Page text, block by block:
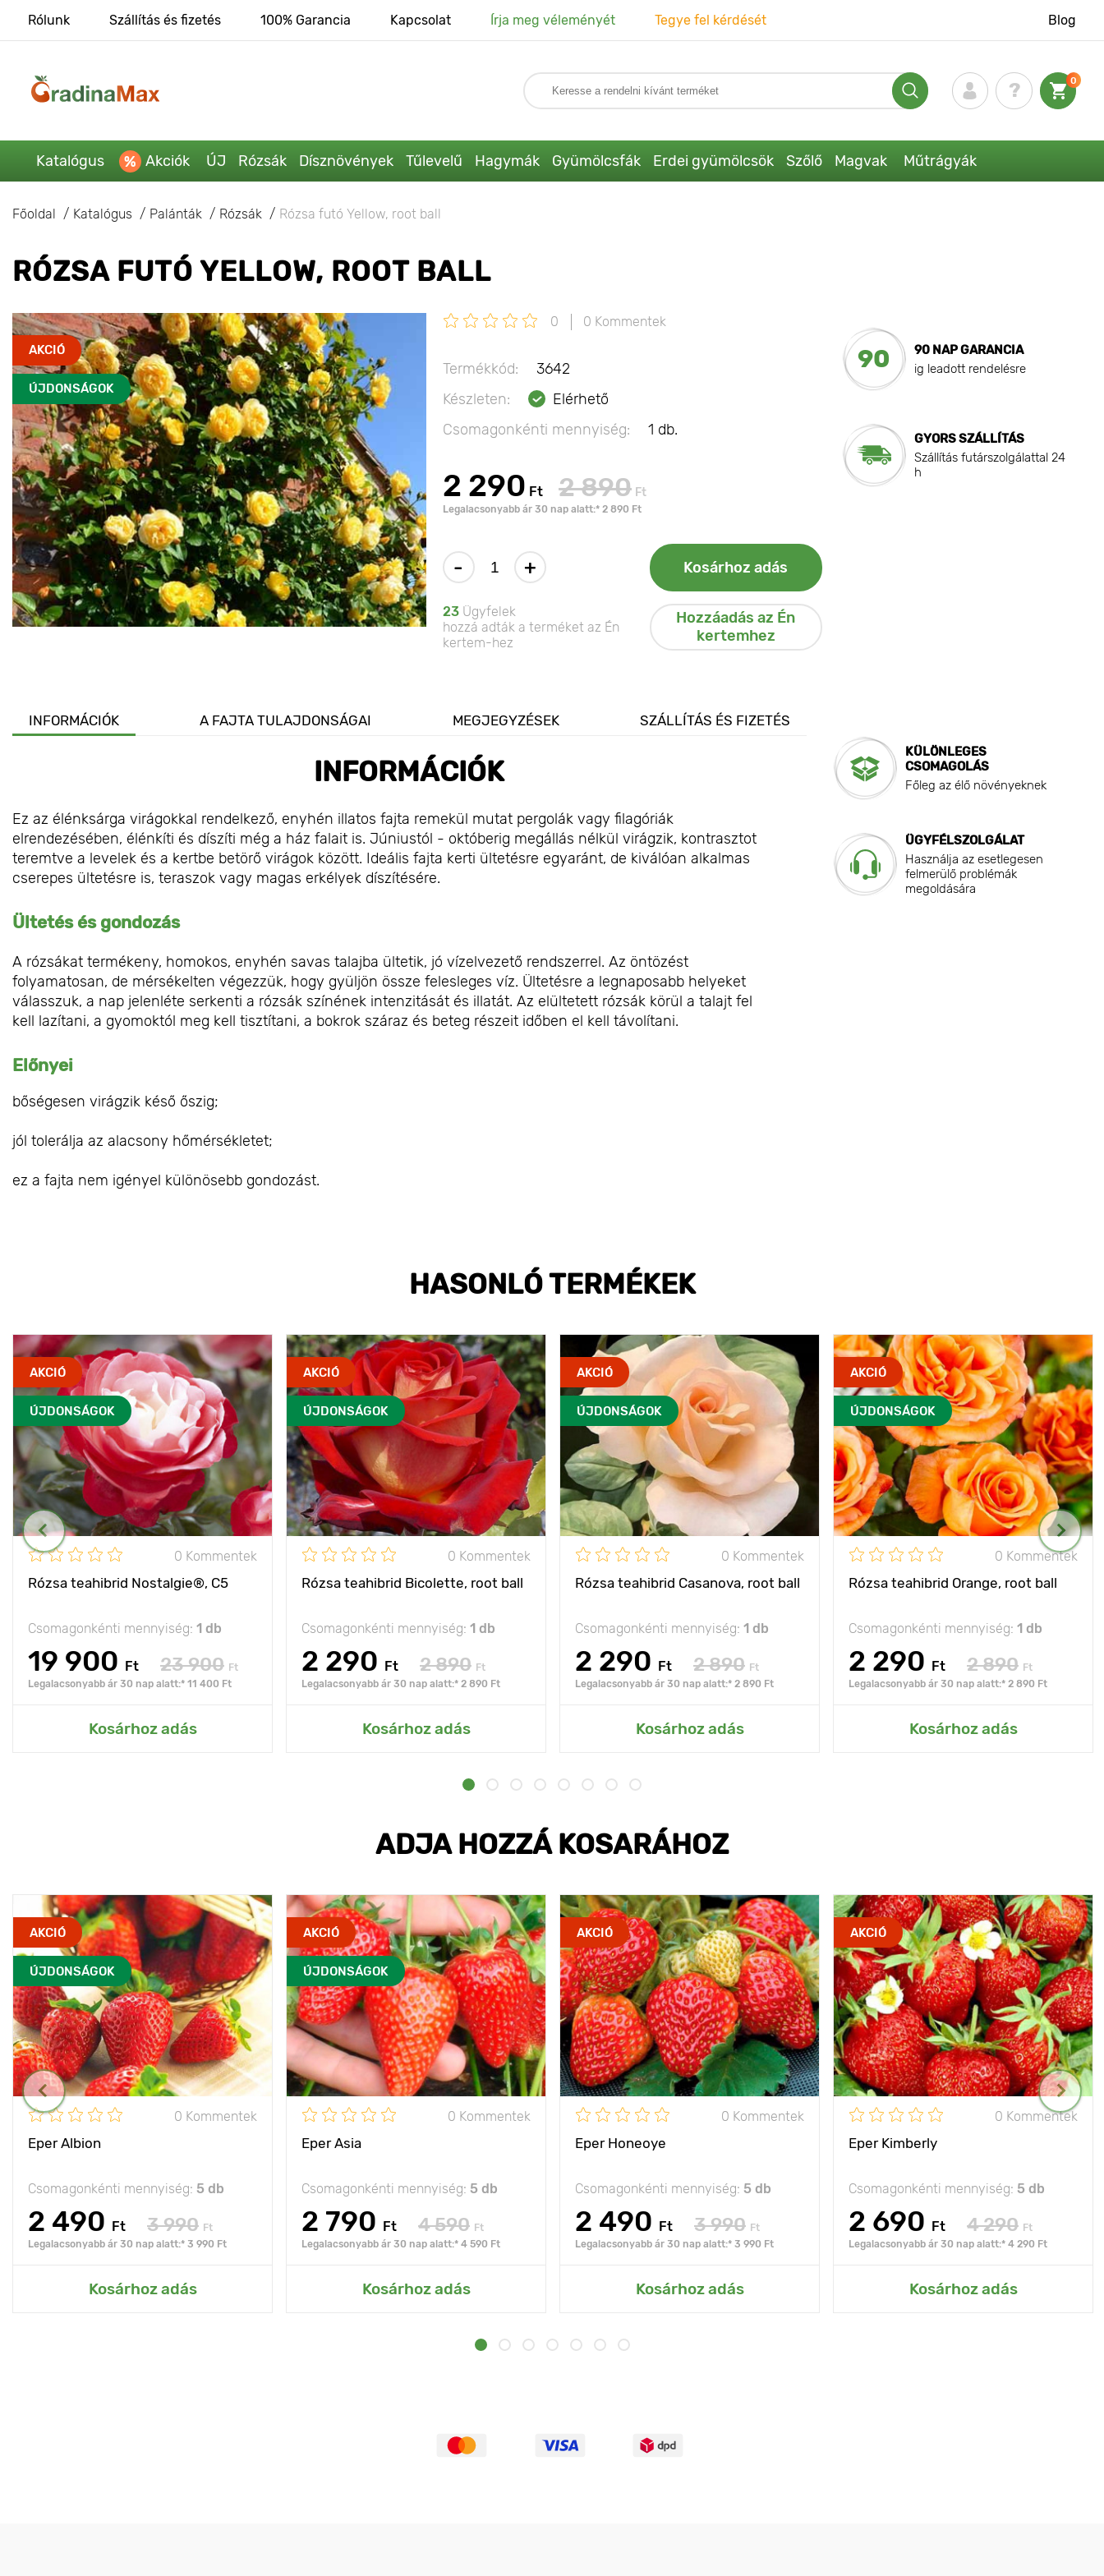
Rólunk Szállítás és fizetés 100% Garancia Kapcsolat Írja meg véleményét Tegye fel kérdését Blog
0
Katalógus Akciók ÚJ Rózsák Dísznövények Tűlevelű Hagymák Gyümölcsfák Erdei gyümölcsök Szőlő Magvak Műtrágyák
Főoldal Katalógus Palánták Rózsák Rózsa futó Yellow, root ball
RÓZSA FUTÓ YELLOW, ROOT BALL
AKCIÓ
ÚJDONSÁGOK
0 0 Kommentek
Termékkód:
3642
Készleten:
Elérhető
Csomagonkénti mennyiség:
1 db.
2 290 Ft 2 890 Ft
Legalacsonyabb ár 30 nap alatt:* 2 890 Ft
- + Kosárhoz adás
23 Ügyfelek
hozzá adták a terméket az Én
kertem-hez
Hozzáadás az Én
kertemhez
90
90 NAP GARANCIA
ig leadott rendelésre
GYORS SZÁLLÍTÁS
Szállítás futárszolgálattal 24
h
INFORMÁCIÓK A FAJTA TULAJDONSÁGAI MEGJEGYZÉSEK SZÁLLÍTÁS ÉS FIZETÉS
INFORMÁCIÓK
Ez az élénksárga virágokkal rendelkező, enyhén illatos fajta remekül mutat pergolák vagy filagóriák
elrendezésében, élénkíti és díszíti még a ház falait is. Júniustól - októberig megállás nélkül virágzik, kontrasztot
teremtve a levelek és a kertbe betörő virágok között. Ideális fajta kerti ültetésre egyaránt, de kiválóan alkalmas
cserepes ültetésre is, teraszok vagy magas erkélyek díszítésére.
Ültetés és gondozás
A rózsákat termékeny, homokos, enyhén savas talajba ültetik, jó vízelvezető rendszerrel. Az öntözést
folyamatosan, de mérsékelten végezzük, hogy gyüljön össze felesleges víz. Ültetésre a legnaposabb helyeket
válasszuk, a nap jelenléte serkenti a rózsák színének intenzitását és illatát. Az elültetett rózsák körül a talajt fel
kell lazítani, a gyomoktól meg kell tisztítani, a bokrok száraz és beteg részeit időben el kell távolítani.
Előnyei
bőségesen virágzik késő őszig;
jól tolerálja az alacsony hőmérsékletet;
ez a fajta nem igényel különösebb gondozást.
KÜLÖNLEGES
CSOMAGOLÁS
Főleg az élő növényeknek
ÜGYFÉLSZOLGÁLAT
Használja az esetlegesen
felmerülő problémák
megoldására
HASONLÓ TERMÉKEK
AKCIÓ
ÚJDONSÁGOK
0 Kommentek
Rózsa teahibrid Nostalgie®, C5
Csomagonkénti mennyiség: 1 db
19 900 Ft 23 900 Ft
Legalacsonyabb ár 30 nap alatt:* 11 400 Ft
Kosárhoz adás
AKCIÓ
ÚJDONSÁGOK
0 Kommentek
Rózsa teahibrid Bicolette, root ball
Csomagonkénti mennyiség: 1 db
2 290 Ft 2 890 Ft
Legalacsonyabb ár 30 nap alatt:* 2 890 Ft
Kosárhoz adás
AKCIÓ
ÚJDONSÁGOK
0 Kommentek
Rózsa teahibrid Casanova, root ball
Csomagonkénti mennyiség: 1 db
2 290 Ft 2 890 Ft
Legalacsonyabb ár 30 nap alatt:* 2 890 Ft
Kosárhoz adás
AKCIÓ
ÚJDONSÁGOK
0 Kommentek
Rózsa teahibrid Orange, root ball
Csomagonkénti mennyiség: 1 db
2 290 Ft 2 890 Ft
Legalacsonyabb ár 30 nap alatt:* 2 890 Ft
Kosárhoz adás
ADJA HOZZÁ KOSARÁHOZ
AKCIÓ
ÚJDONSÁGOK
0 Kommentek
Eper Albion
Csomagonkénti mennyiség: 5 db
2 490 Ft 3 990 Ft
Legalacsonyabb ár 30 nap alatt:* 3 990 Ft
Kosárhoz adás
AKCIÓ
ÚJDONSÁGOK
0 Kommentek
Eper Asia
Csomagonkénti mennyiség: 5 db
2 790 Ft 4 590 Ft
Legalacsonyabb ár 30 nap alatt:* 4 590 Ft
Kosárhoz adás
AKCIÓ
0 Kommentek
Eper Honeoye
Csomagonkénti mennyiség: 5 db
2 490 Ft 3 990 Ft
Legalacsonyabb ár 30 nap alatt:* 3 990 Ft
Kosárhoz adás
AKCIÓ
0 Kommentek
Eper Kimberly
Csomagonkénti mennyiség: 5 db
2 690 Ft 4 290 Ft
Legalacsonyabb ár 30 nap alatt:* 4 290 Ft
Kosárhoz adás